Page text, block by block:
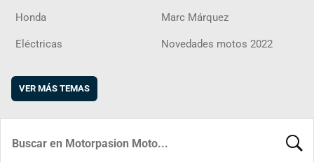
Honda Marc Márquez
Eléctricas Novedades motos 2022
VER MÁS TEMAS